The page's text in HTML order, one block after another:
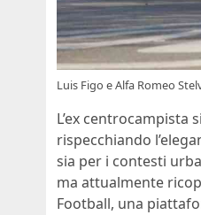
Luis Figo e Alfa Romeo
L’ex
rispecchiando
sia per i contesti
ma attualmente
Football, una